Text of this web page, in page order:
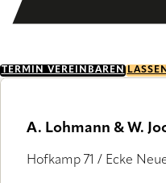
TERMIN VEREINBAREN
A. Lohmann & W.
Hofkamp 71 / Ecke